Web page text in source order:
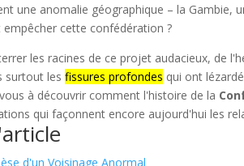
une anomalie géographique – la
cette confédération ?
les racines de ce projet audacieux, de
surtout lesfissures profondes qui ont
à découvrir comment l'histoire de la
qui façonnent encore aujourd'hui les
d'un Voisinage Anormal